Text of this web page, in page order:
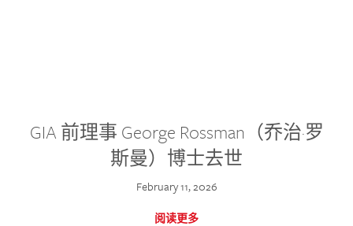
GIA 前理事 George Rossman（乔治·罗
斯曼）博士去世
February 11, 2026
阅读更多